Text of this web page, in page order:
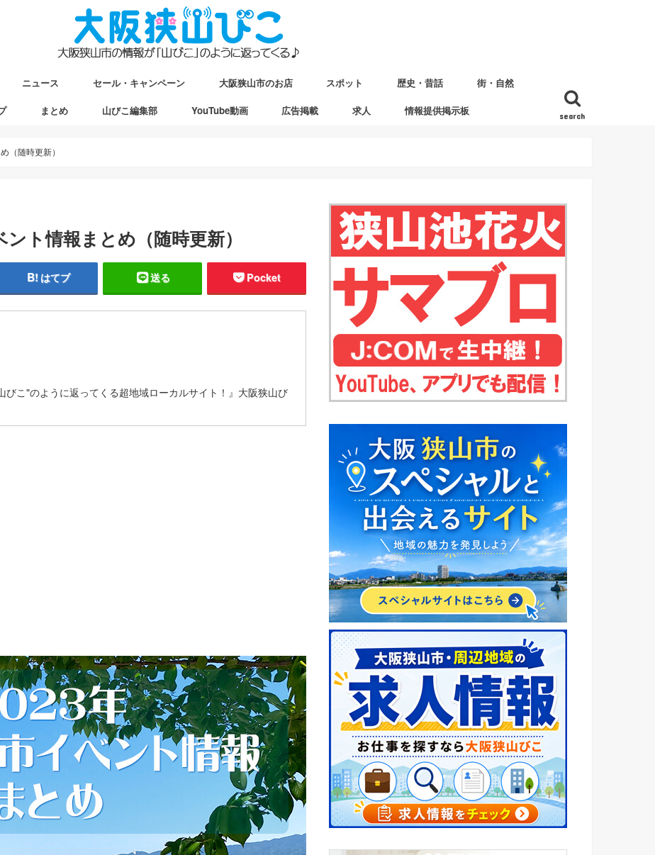
search
ニュース セール・キャンペーン 大阪狭山市のお店 スポット 歴史・昔話 街・自然
まとめ 山びこ編集部 YouTube動画 広告掲載 求人 情報提供掲示板
（随時更新）
ント情報まとめ（随時更新）
はてブ 送る Pocket
びこ"のように返ってくる超地域ローカルサイト！』大阪狭山び